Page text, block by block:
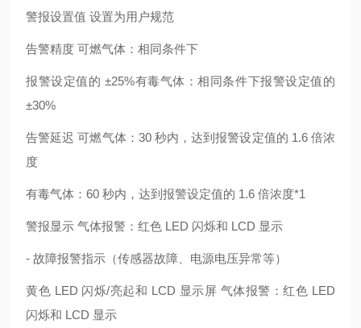
警报设置值 设置为用户规范
告警精度 可燃气体：相同条件下
报警设定值的 ±25%有毒气体：相同条件下报警设定值的
±30%
告警延迟 可燃气体：30 秒内，达到报警设定值的 1.6 倍浓
度
有毒气体：60 秒内，达到报警设定值的 1.6 倍浓度*1
警报显示 气体报警：红色 LED 闪烁和 LCD 显示
- 故障报警指示（传感器故障、电源电压异常等）
黄色 LED 闪烁/亮起和 LCD 显示屏 气体报警：红色 LED
闪烁和 LCD 显示